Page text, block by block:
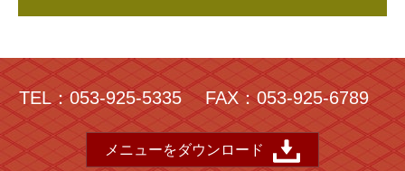
TEL：053-925-5335 FAX：053-925-6789
メニューをダウンロード